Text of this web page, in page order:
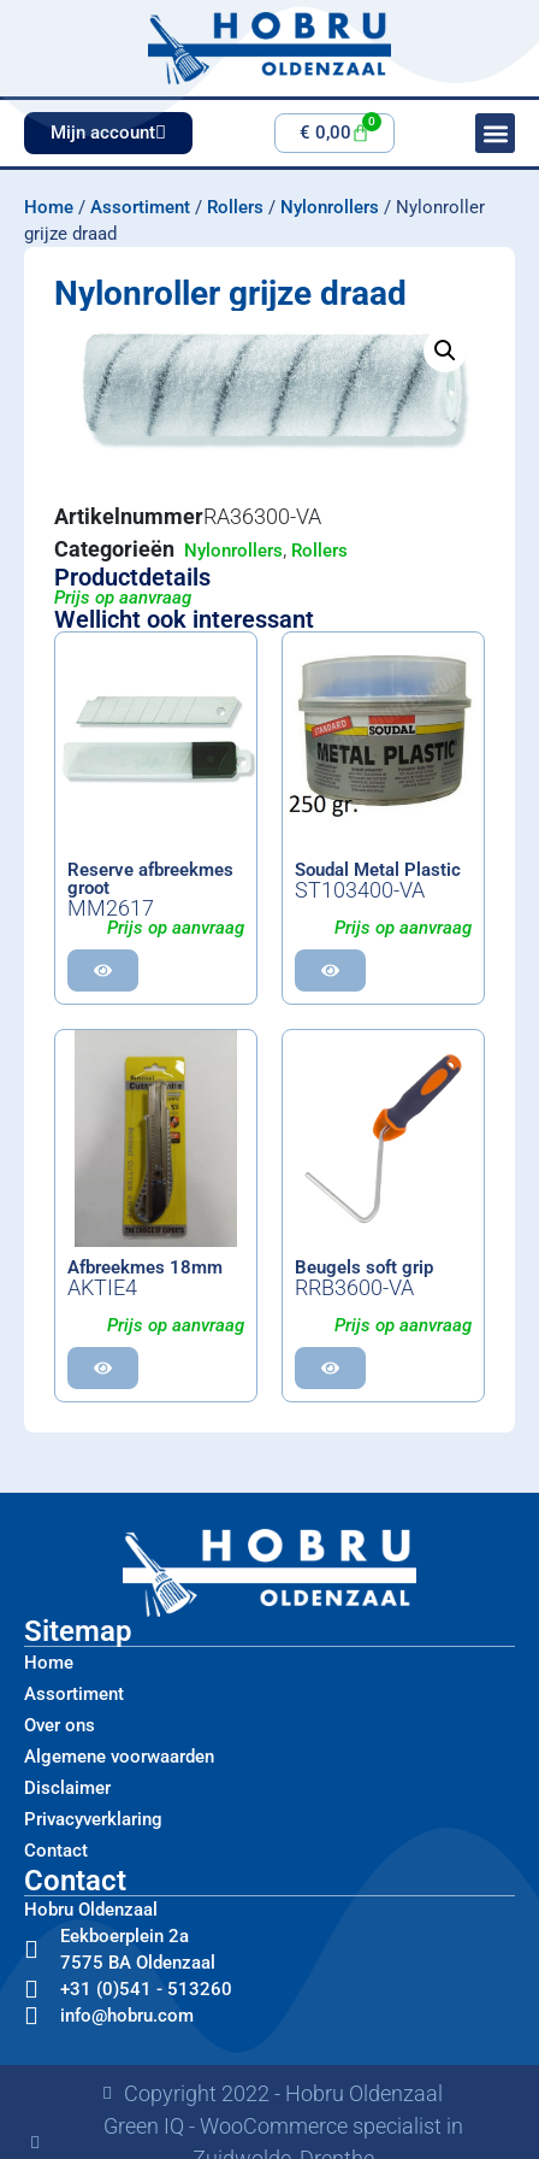
Mijn account € 0,00
0
Home / Assortiment / Rollers / Nylonrollers / Nylonroller
grijze draad
Nylonroller grijze draad
ArtikelnummerRA36300-VA
Categorieën Nylonrollers, Rollers
Productdetails
Prijs op aanvraag
Wellicht ook interessant
Reserve afbreekmes
groot
MM2617
Prijs op aanvraag
Soudal Metal Plastic
ST103400-VA
Prijs op aanvraag
Afbreekmes 18mm
AKTIE4
Prijs op aanvraag
Beugels soft grip
RRB3600-VA
Prijs op aanvraag
Sitemap
Home
Assortiment
Over ons
Algemene voorwaarden
Disclaimer
Privacyverklaring
Contact
Contact
Hobru Oldenzaal
Eekboerplein 2a
7575 BA Oldenzaal
+31 (0)541 - 513260
info@hobru.com
Copyright 2022 - Hobru Oldenzaal
Green IQ - WooCommerce specialist in